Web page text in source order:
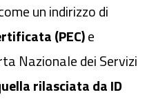
un indirizzo di
(PEC)e
Nazionale dei Servizi
rilasciata da ID